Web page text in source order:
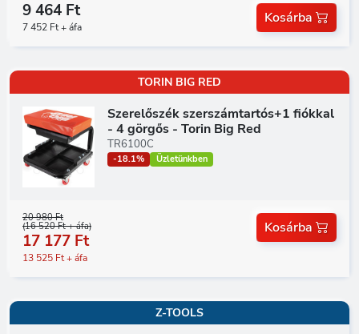
9 464 Ft
7 452 Ft + áfa
Kosárba
TORIN BIG RED
Szerelőszék szerszámtartós+1 fiókkal
- 4 görgős - Torin Big Red
TR6100C
-18.1% Üzletünkben
20 980 Ft
(16 520 Ft + áfa)
17 177 Ft
13 525 Ft + áfa
Kosárba
Z-TOOLS